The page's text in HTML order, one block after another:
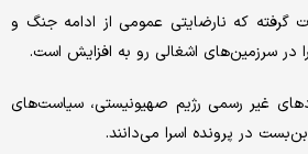
گرفته که نارضایتی عمومی از ادامه جنگ و
در سرزمین‌های اشغالی رو به افزایش است.
غیر رسمی رژیم صهیونیستی، سیاست‌های
در پرونده اسرا می‌دانند.